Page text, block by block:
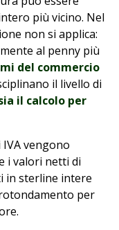
più vicino. Nel
non si applica:
al penny più
del commercio
il livello di
il calcolo per
vengono
i valori netti di
in sterline intere
per